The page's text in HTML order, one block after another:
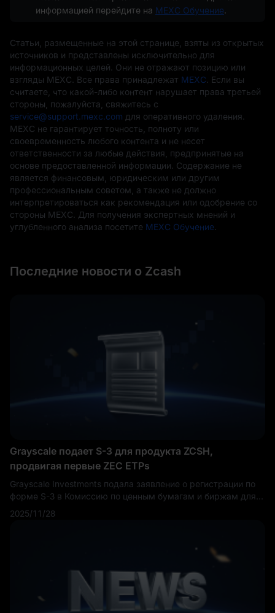
информацией перейдите на MEXC Обучение.
Статьи, размещенные на этой странице, взяты из открытых
источников и представлены исключительно для
информационных целей. Они не отражают позицию или
взгляды MEXC. Все права принадлежат MEXC . Если вы
считаете, что какой-либо контент нарушает права третьей
стороны, пожалуйста, свяжитесь с
service@support.mexc.com для оперативного удаления.
MEXC не гарантирует точность, полноту или
своевременность любого контента и не несет
ответственности за любые действия, предпринятые на
основе предоставленной информации. Содержание не
является финансовым, юридическим или другим
профессиональным советом, а также не должно
интерпретироваться как рекомендация или одобрение со
стороны MEXC. Для получения экспертных мнений и
углубленного анализа посетите MEXC Обучение
Последние новости о Zcash
Grayscale подает S-3 для продукта ZCSH,
продвигая первые ZEC ETPs
Grayscale Investments подала заявление о регистрации по
форме S-3 в Комиссию по ценным бумагам и биржам для
своего продукта ZCSH, что представляет собой ключевой
регуляторный этап в стремлении компании запустить
основе Zcash (ZEC). Эта заявка сигнализирует о
стратегическом расширении Grayscale за пределы
установленных предложений Bitcoin и блокчейн Ethereum в
сферу ориентированных на конфиденциальность цифровых
активов, потенциально открывая новые инвестиционные
возможности для институциональных и розничных
2025/11/28